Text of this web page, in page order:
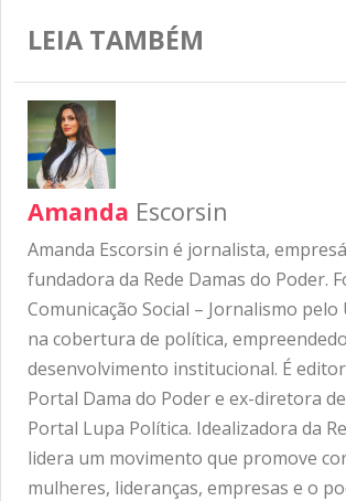
LEIA TAMBÉM
Amanda Escorsin
Amanda Escorsin é jornalista,
fundadora da Rede Damas do Poder.
Comunicação Social – Jornalismo pelo
na cobertura de política,
desenvolvimento institucional. É
Portal Dama do Poder e ex-diretora
Portal Lupa Política. Idealizadora da
lidera um movimento que promove
mulheres, lideranças, empresas e o